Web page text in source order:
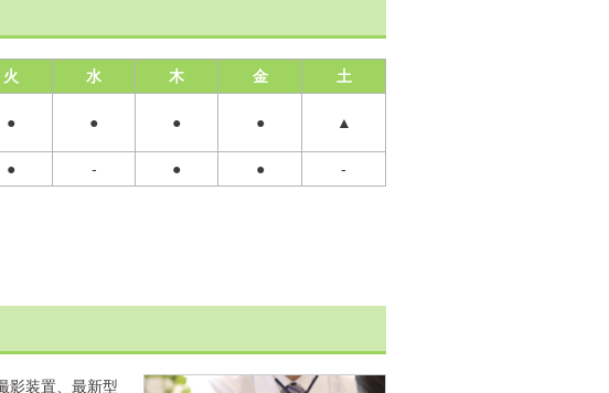
火 水 木 金
土
● ● ● ● ▲
● - ● ● -
影装置、最新型